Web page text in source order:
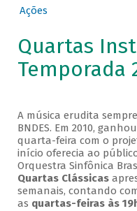
Ações
Quartas
Temporada
A música erudita
BNDES. Em 2010,
quarta-feira com o
início oferecia ao
Orquestra Sinfônica
Quartas Clássicas
semanais, contando
as quartas-feiras às